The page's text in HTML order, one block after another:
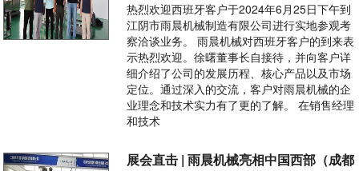
热烈欢迎西班牙客户于2024年6月25日下午到
江阴市雨晨机械制造有限公司进行实地参观考
察洽谈业务。 雨晨机械对西班牙客户的到来表
示热烈欢迎。徐曙董事长自接待，并向客户详
细介绍了公司的发展历程、核心产品以及市场
定位。通过深入的交流，客户对雨晨机械的企
业理念和技术实力有了更的了解。 在销售经理
和技术
展会直击 | 雨晨机械亮相中国西部（成都